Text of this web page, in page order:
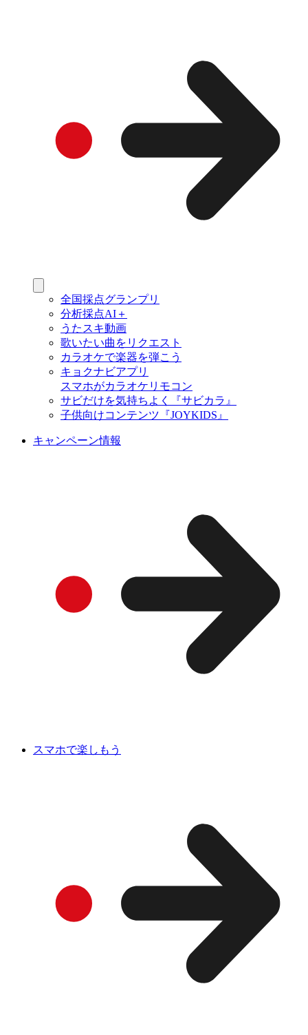
全国採点グランプリ
分析採点AI＋
うたスキ動画
歌いたい曲をリクエスト
カラオケで楽器を弾こう
キョクナビアプリ
スマホがカラオケリモコン
サビだけを気持ちよく『サビカラ』
子供向けコンテンツ『JOYKIDS』
キャンペーン情報
スマホで楽しもう